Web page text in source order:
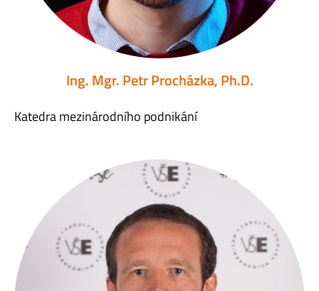
Ing. Mgr. Petr Procházka, Ph.D.
Katedra mezinárodního podnikání